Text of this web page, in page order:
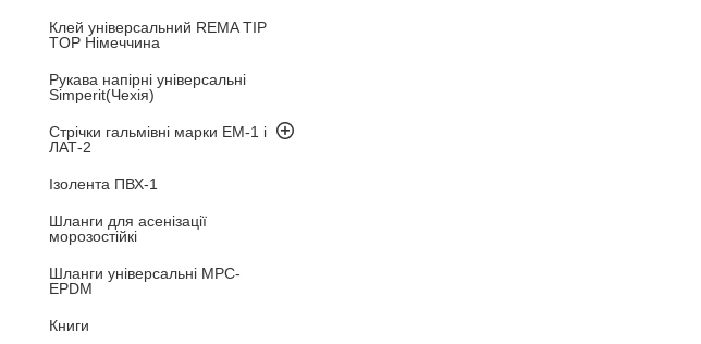
Клей універсальний REMA TIP
TOP Німеччина
Рукава напірні універсальні
Simperit(Чехія)
Стрічки гальмівні марки ЕМ-1 і
ЛАТ-2
Ізолента ПВХ-1
Шланги для асенізації
морозостійкі
Шланги універсальні MPC-
EPDM
Книги